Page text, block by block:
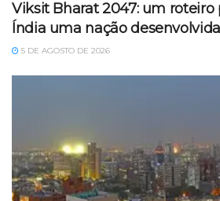
Viksit Bharat 2047: um roteiro
Índia uma nação desenvolvida
5 DE AGOSTO DE 2026